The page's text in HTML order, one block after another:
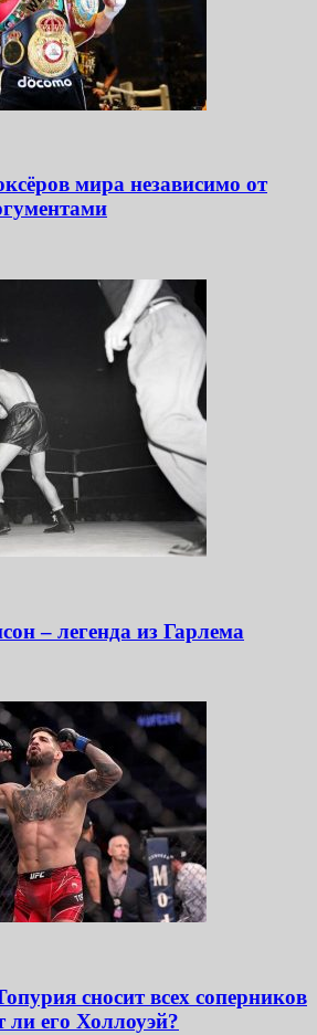
мира независимо от
– легенда из Гарлема
сносит всех соперников
ли его Холлоуэй?